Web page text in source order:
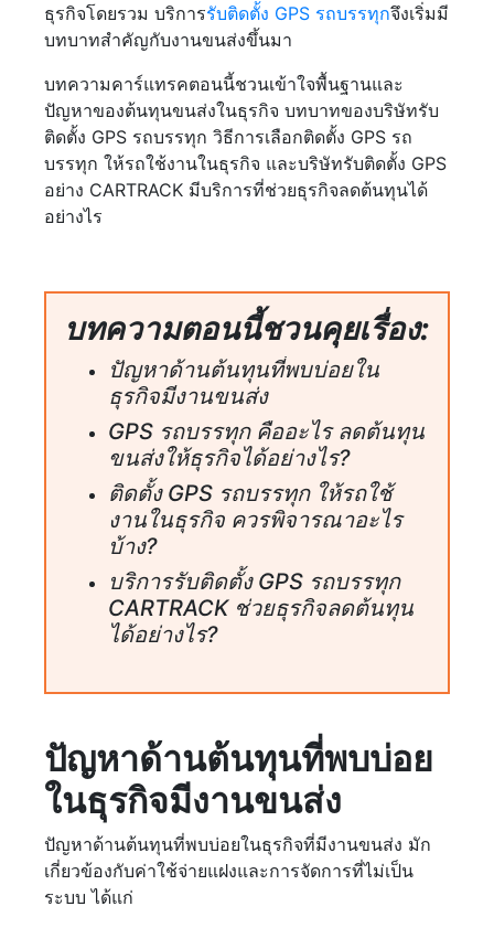
ธุรกิจโดยรวม บริการรับติดตั้ง GPS รถบรรทุกจึงเริ่มมี
บทบาทสำคัญกับงานขนส่งขึ้นมา
บทความคาร์แทรคตอนนี้ชวนเข้าใจพื้นฐานและ
ปัญหาของต้นทุนขนส่งในธุรกิจ บทบาทของบริษัทรับ
ติดตั้ง GPS รถบรรทุก วิธีการเลือกติดตั้ง GPS รถ
บรรทุก ให้รถใช้งานในธุรกิจ และบริษัทรับติดตั้ง GPS
อย่าง CARTRACK มีบริการที่ช่วยธุรกิจลดต้นทุนได้
อย่างไร
บทความตอนนี้ชวนคุยเรื่อง:
ปัญหาด้านต้นทุนที่พบบ่อยใน
ธุรกิจมีงานขนส่ง
GPS รถบรรทุก คืออะไร ลดต้นทุน
ขนส่งให้ธุรกิจได้อย่างไร?
ติดตั้ง GPS รถบรรทุก ให้รถใช้
งานในธุรกิจ ควรพิจารณาอะไร
บ้าง?
บริการรับติดตั้ง GPS รถบรรทุก
CARTRACK ช่วยธุรกิจลดต้นทุน
ได้อย่างไร?
ปัญหาด้านต้นทุนที่พบบ่อย
ในธุรกิจมีงานขนส่ง
ปัญหาด้านต้นทุนที่พบบ่อยในธุรกิจที่มีงานขนส่ง มัก
เกี่ยวข้องกับค่าใช้จ่ายแฝงและการจัดการที่ไม่เป็น
ระบบ ได้แก่